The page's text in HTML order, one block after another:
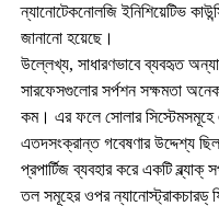
ন্যানোটেকনোলজি ইনিশিয়েটিভ
জানানো হয়েছে।
উল্লেখ্য, সাধারণভাবে ব্যবহৃত
সারফেসগুলোর সর্পশন সক্ষমতা
কম। এর ফলে সোলার সিস্টেমসমূহে
এতদসংক্রান্ত গবেষণার উদ্দেশ্য
প্রপার্টিজ ব্যবহার করে একটি
তল সমূহের ওপর ন্যানোস্ট্রাকচারড্